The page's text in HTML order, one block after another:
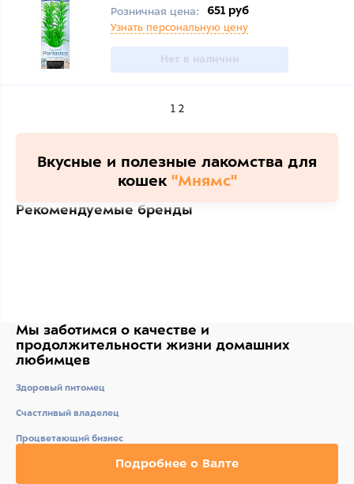
Розничная цена:
651 руб
Узнать персональную цену
Нет в наличии
1 2
Вкусные и полезные лакомства для
кошек "Мнямс"
Рекомендуемые бренды
Мы заботимся о качестве и
продолжительности жизни домашних
любимцев
Здоровый питомец
Счастливый владелец
Процветающий бизнес
Подробнее о Валте